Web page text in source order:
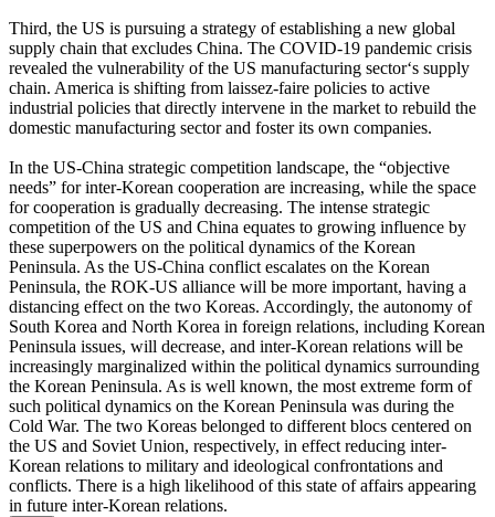
Third, the US is pursuing a strategy of establishing a new global
supply chain that excludes China. The COVID-19 pandemic crisis
revealed the vulnerability of the US manufacturing sector‘s supply
chain. America is shifting from laissez-faire policies to active
industrial policies that directly intervene in the market to rebuild the
domestic manufacturing sector and foster its own companies.
In the US-China strategic competition landscape, the “objective
needs” for inter-Korean cooperation are increasing, while the space
for cooperation is gradually decreasing. The intense strategic
competition of the US and China equates to growing influence by
these superpowers on the political dynamics of the Korean
Peninsula. As the US-China conflict escalates on the Korean
Peninsula, the ROK-US alliance will be more important, having a
distancing effect on the two Koreas. Accordingly, the autonomy of
South Korea and North Korea in foreign relations, including Korean
Peninsula issues, will decrease, and inter-Korean relations will be
increasingly marginalized within the political dynamics surrounding
the Korean Peninsula. As is well known, the most extreme form of
such political dynamics on the Korean Peninsula was during the
Cold War. The two Koreas belonged to different blocs centered on
the US and Soviet Union, respectively, in effect reducing inter-
Korean relations to military and ideological confrontations and
conflicts. There is a high likelihood of this state of affairs appearing
in future inter-Korean relations.